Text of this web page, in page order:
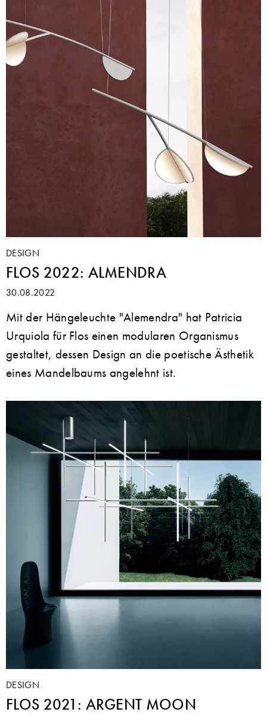
DESIGN
FLOS 2022: ALMENDRA
30.08.2022
Mit der Hängeleuchte "Alemendra" hat Patricia
Urquiola für Flos einen modularen Organismus
gestaltet, dessen Design an die poetische Ästhetik
eines Mandelbaums angelehnt ist.
DESIGN
FLOS 2021: ARGENT MOON